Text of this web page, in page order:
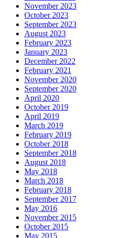
November 2023
October 2023
September 2023
August 2023
February 2023
January 2023
December 2022
February 2021
November 2020
September 2020
April 2020
October 2019
April 2019
March 2019
February 2019
October 2018
September 2018
August 2018
May 2018
March 2018
February 2018
September 2017
May 2016
November 2015
October 2015
May 2015